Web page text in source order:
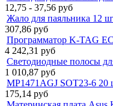
12,75 - 37,56 руб
Жало для паяльника 12
307,86 руб
Программатор K-TAG
4 242,31 руб
Светодиодные полосы
1 010,87 руб
MP1471AGJ SOT23-6 20
175,14 руб